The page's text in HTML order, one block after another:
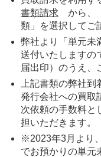
書類請求 から、
類」を選択してご
弊社より「単元未
送付いたしますの
届出印）のうえ、
上記書類の弊社到
発行会社への買取
次依頼の手数料と
担いただきます。
※2023年3月より
でお預かりの単元